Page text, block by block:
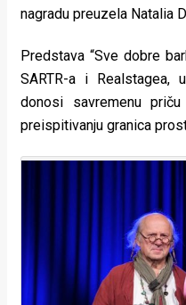
nagradu preuzela Natalia
Predstava “Sve dobre
SARTR-a i Realstagea,
donosi savremenu
preispitivanju granica